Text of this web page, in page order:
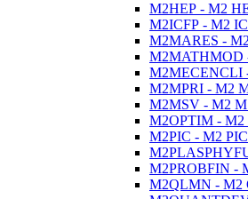
M2HEP - M2
M2ICFP - M2
M2MARES -
M2MATHMOD
M2MECENCLI
M2MPRI - M2
M2MSV - M2
M2OPTIM - M2
M2PIC - M2
M2PROBFIN -
M2QLMN - M2